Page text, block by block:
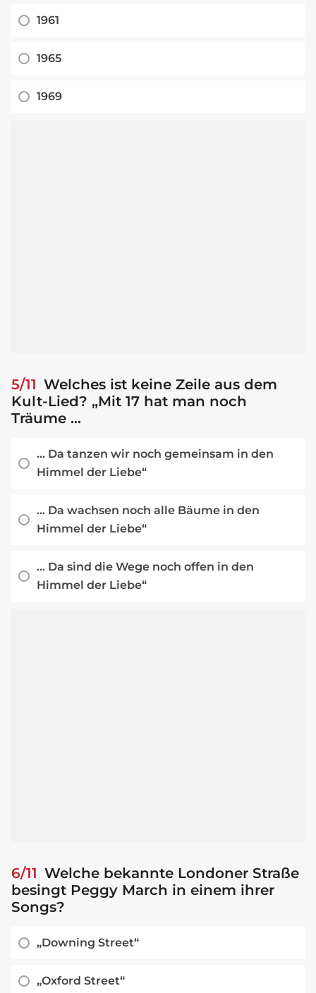
1961
1965
1969
5/11 Welches ist keine Zeile aus dem
Kult-Lied? „Mit 17 hat man noch
Träume ...
... Da tanzen wir noch gemeinsam in den
Himmel der Liebe“
... Da wachsen noch alle Bäume in den
Himmel der Liebe“
... Da sind die Wege noch offen in den
Himmel der Liebe“
6/11 Welche bekannte Londoner Straße
besingt Peggy March in einem ihrer
Songs?
„Downing Street“
„Oxford Street“